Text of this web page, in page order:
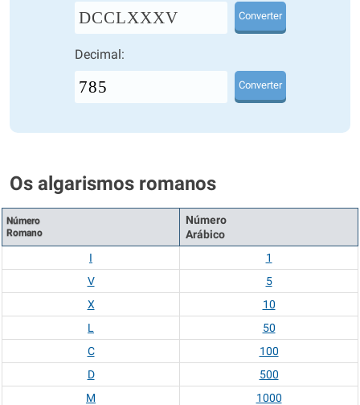
DCCLXXXV Converter
Decimal:
Converter
Os algarismos romanos
Número
Romano
Número
Arábico
I
1
V
5
X
10
L
50
C
100
D
500
M
1000